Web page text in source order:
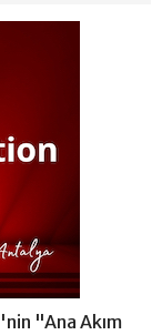
'nin "Ana Akım